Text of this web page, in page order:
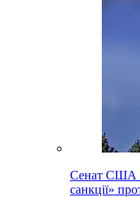
Сенат США
санкції»